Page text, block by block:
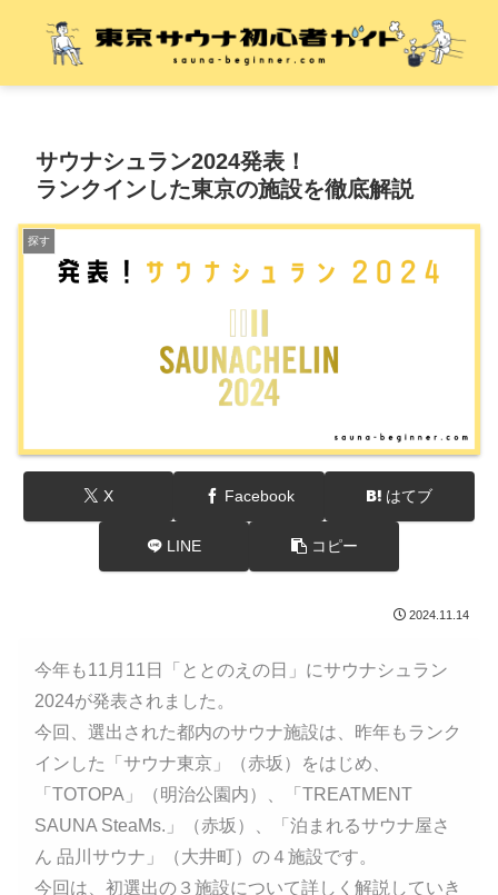
サウナシュラン2024発表！
ランクインした東京の施設を徹底解説
探す
X Facebook はてブ
LINE コピー
2024.11.14
今年も11月11日「ととのえの日」にサウナシュラン
2024が発表されました。
今回、選出された都内のサウナ施設は、昨年もランク
インした「サウナ東京」（赤坂）をはじめ、
「TOTOPA」（明治公園内）、「TREATMENT
SAUNA SteaMs.」（赤坂）、「泊まれるサウナ屋さ
ん 品川サウナ」（大井町）の４施設です。
今回は、初選出の３施設について詳しく解説していき